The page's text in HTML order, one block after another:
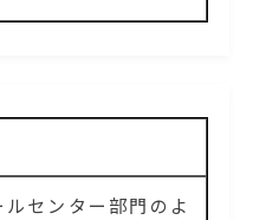
センター部門のよ